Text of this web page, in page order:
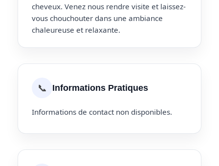
cheveux. Venez nous rendre visite et laissez-
vous chouchouter dans une ambiance
chaleureuse et relaxante.
📞 Informations Pratiques
Informations de contact non disponibles.